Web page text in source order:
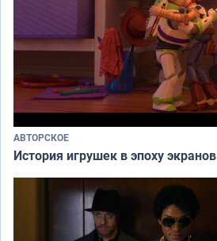
АВТОРСКОЕ
История игрушек в эпоху экранов